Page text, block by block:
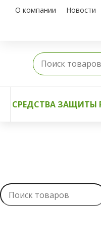
О компании Новости
СРЕДСТВА ЗАЩИТЫ